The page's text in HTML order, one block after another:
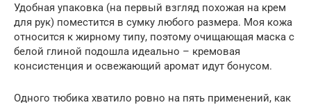
Удобная упаковка (на первый взгляд похожая на крем
для рук) поместится в сумку любого размера. Моя кожа
относится к жирному типу, поэтому очищающая маска с
белой глиной подошла идеально – кремовая
консистенция и освежающий аромат идут бонусом.
Одного тюбика хватило ровно на пять применений, как